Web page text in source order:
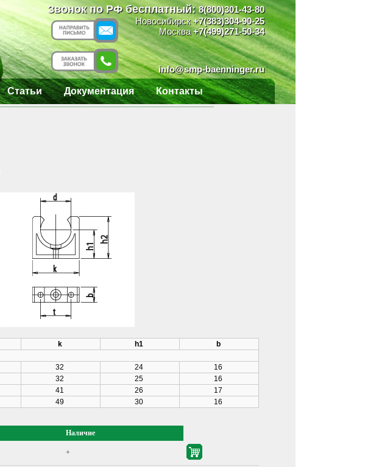
Звонок по РФ бесплатный:8(800)301-43-80
Новосибирск+7(383)304-90-25
Москва+7(499)271-50-34
info@smp-baenninger.ru
Статьи Документация Контакты
k h1 b
32 24
16
32 25
16
41 26
17
49 30 16
Наличие
+